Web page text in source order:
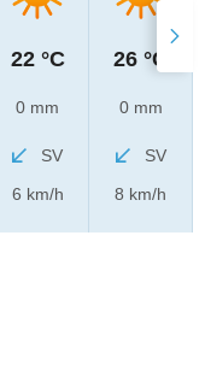
22 °C
0 mm
SV
6 km/h
26 °C
0 mm
SV
8 km/h